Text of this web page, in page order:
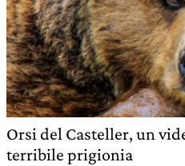
Orsi del Casteller, un
terribile prigionia